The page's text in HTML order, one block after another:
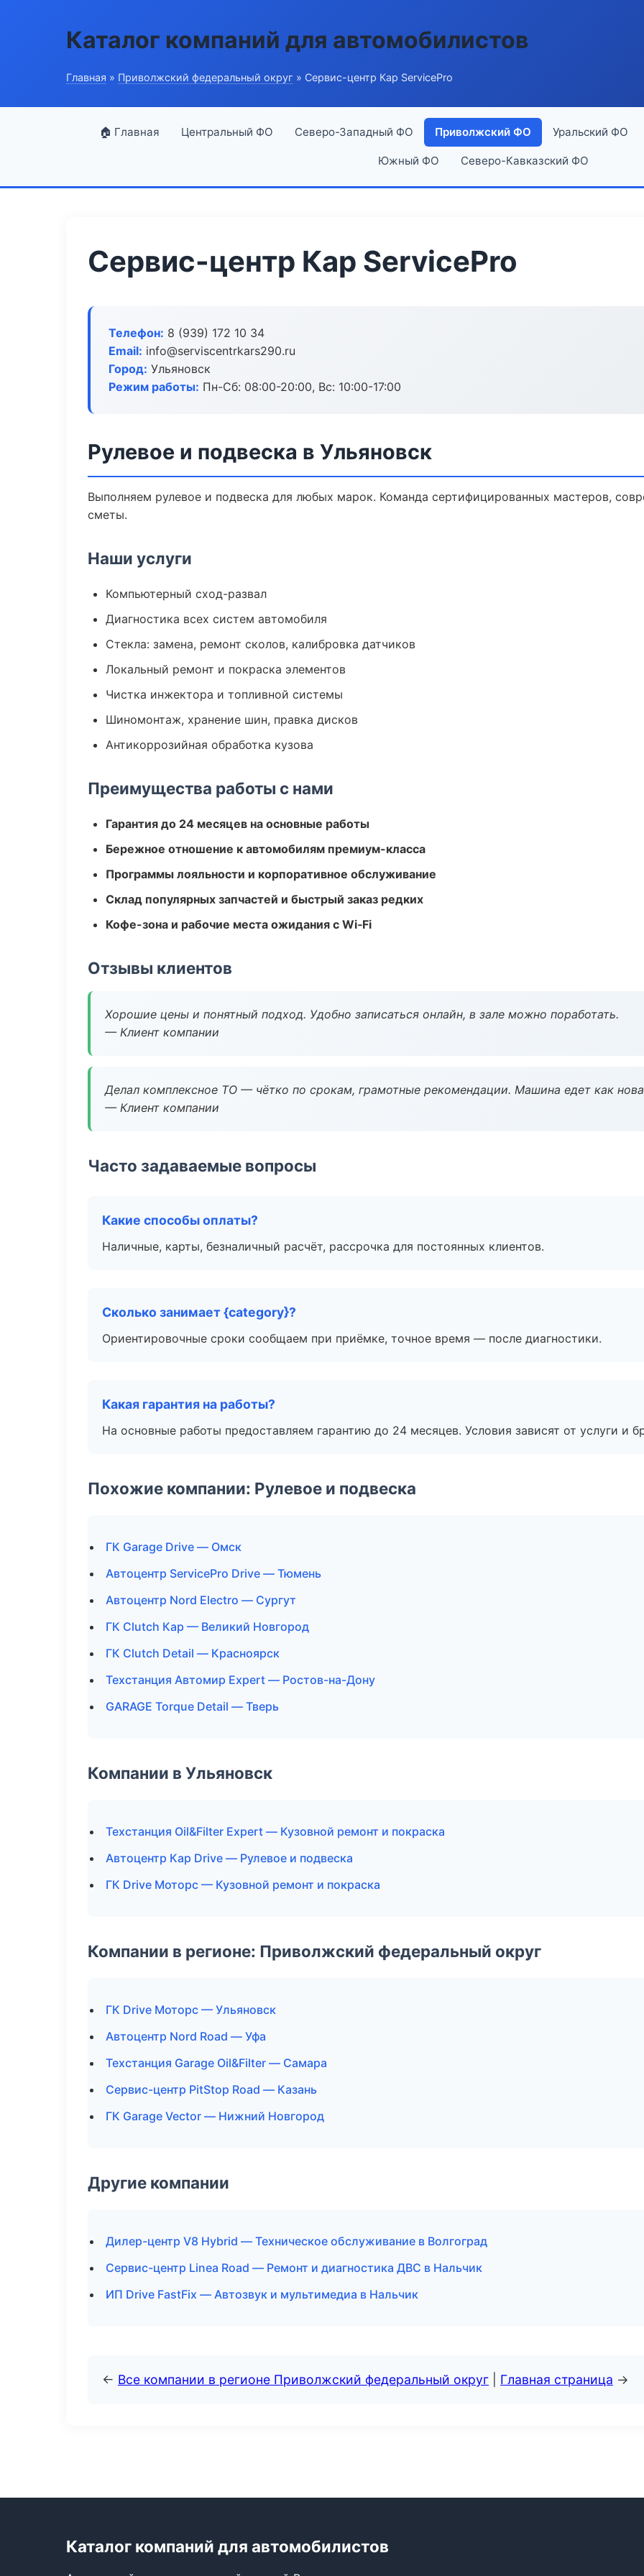
Каталог компаний для автомобилистов
Главная » Приволжский федеральный округ » Сервис-центр Кар ServicePro
🏠 Главная Центральный ФО Северо-Западный ФО Приволжский ФО Уральский ФО
Южный ФО Северо-Кавказский ФО
Сервис-центр Кар ServicePro
Телефон: 8 (939) 172 10 34
Email: info@serviscentrkars290.ru
Город: Ульяновск
Режим работы: Пн-Сб: 08:00-20:00, Вс: 10:00-17:00
Рулевое и подвеска в Ульяновск
Выполняем рулевое и подвеска для любых марок. Команда сертифицированных мастеров,
сметы.
Наши услуги
Компьютерный сход-развал
Диагностика всех систем автомобиля
Стекла: замена, ремонт сколов, калибровка датчиков
Локальный ремонт и покраска элементов
Чистка инжектора и топливной системы
Шиномонтаж, хранение шин, правка дисков
Антикоррозийная обработка кузова
Преимущества работы с нами
Гарантия до 24 месяцев на основные работы
Бережное отношение к автомобилям премиум-класса
Программы лояльности и корпоративное обслуживание
Склад популярных запчастей и быстрый заказ редких
Кофе-зона и рабочие места ожидания с Wi‑Fi
Отзывы клиентов
Хорошие цены и понятный подход. Удобно записаться онлайн, в зале можно поработать.
— Клиент компании
Делал комплексное ТО — чётко по срокам, грамотные рекомендации. Машина едет как
— Клиент компании
Часто задаваемые вопросы
Какие способы оплаты?
Наличные, карты, безналичный расчёт, рассрочка для постоянных клиентов.
Сколько занимает {category}?
Ориентировочные сроки сообщаем при приёмке, точное время — после диагностики.
Какая гарантия на работы?
На основные работы предоставляем гарантию до 24 месяцев. Условия зависят от услуги и
Похожие компании: Рулевое и подвеска
ГК Garage Drive — Омск
Автоцентр ServicePro Drive — Тюмень
Автоцентр Nord Electro — Сургут
ГК Clutch Кар — Великий Новгород
ГК Clutch Detail — Красноярск
Техстанция Автомир Expert — Ростов-на-Дону
GARAGE Torque Detail — Тверь
Компании в Ульяновск
Техстанция Oil&Filter Expert — Кузовной ремонт и покраска
Автоцентр Кар Drive — Рулевое и подвеска
ГК Drive Моторс — Кузовной ремонт и покраска
Компании в регионе: Приволжский федеральный округ
ГК Drive Моторс — Ульяновск
Автоцентр Nord Road — Уфа
Техстанция Garage Oil&Filter — Самара
Сервис-центр PitStop Road — Казань
ГК Garage Vector — Нижний Новгород
Другие компании
Дилер-центр V8 Hybrid — Техническое обслуживание в Волгоград
Сервис-центр Linea Road — Ремонт и диагностика ДВС в Нальчик
ИП Drive FastFix — Автозвук и мультимедиа в Нальчик
← Все компании в регионе Приволжский федеральный округ Главная страница →
Каталог компаний для автомобилистов